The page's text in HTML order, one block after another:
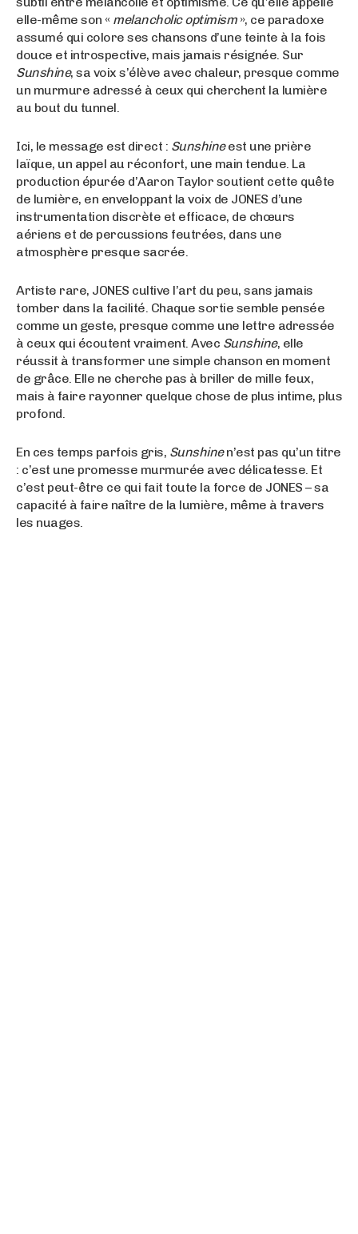
elle-même son « melancholic optimism», ce paradoxe
assumé qui colore ses chansons d’une teinte à la fois
douce et introspective, mais jamais résignée. Sur
Sunshine, sa voix s’élève avec chaleur, presque comme
un murmure adressé à ceux qui cherchent la lumière
au bout du tunnel.
Ici, le message est direct : Sunshineest une prière
laïque, un appel au réconfort, une main tendue. La
production épurée d’Aaron Taylor soutient cette quête
de lumière, en enveloppant la voix de JONES d’une
instrumentation discrète et efficace, de chœurs
aériens et de percussions feutrées, dans une
atmosphère presque sacrée.
Artiste rare, JONES cultive l’art du peu, sans jamais
tomber dans la facilité. Chaque sortie semble pensée
comme un geste, presque comme une lettre adressée
à ceux qui écoutent vraiment. Avec Sunshine, elle
réussit à transformer une simple chanson en moment
de grâce. Elle ne cherche pas à briller de mille feux,
mais à faire rayonner quelque chose de plus intime, plus
profond.
En ces temps parfois gris, Sunshinen’est pas qu’un titre
: c’est une promesse murmurée avec délicatesse. Et
c’est peut-être ce qui fait toute la force de JONES – sa
capacité à faire naître de la lumière, même à travers
les nuages.